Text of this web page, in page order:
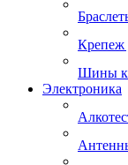
Крепеж
Шины
Электроника